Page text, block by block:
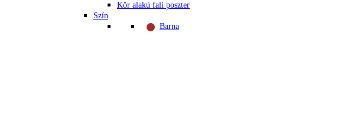
Kör alakú fali poszter
Szín
Barna